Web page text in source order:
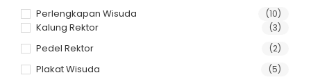
Perlengkapan Wisuda (10)
Kalung Rektor (3)
Pedel Rektor (2)
Plakat Wisuda (5)